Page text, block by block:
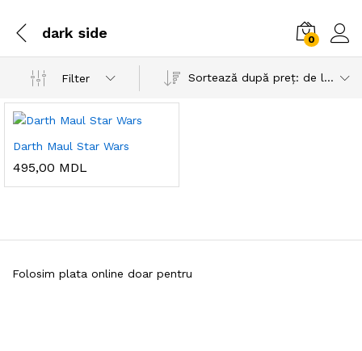
dark side 0
Filter Sortează după preț: de la mare la mic
Darth Maul Star Wars
495,00 MDL
Folosim plata online doar pentru